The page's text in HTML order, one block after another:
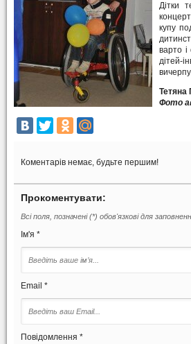
Дітки
купу
варто і
дітей-
Тетяна
Фото
Коментарів немає, будьте першим!
Прокоментувати:
Всі поля, позначені (*) обов'язкові для
Ім'я *
Email *
Повідомлення *